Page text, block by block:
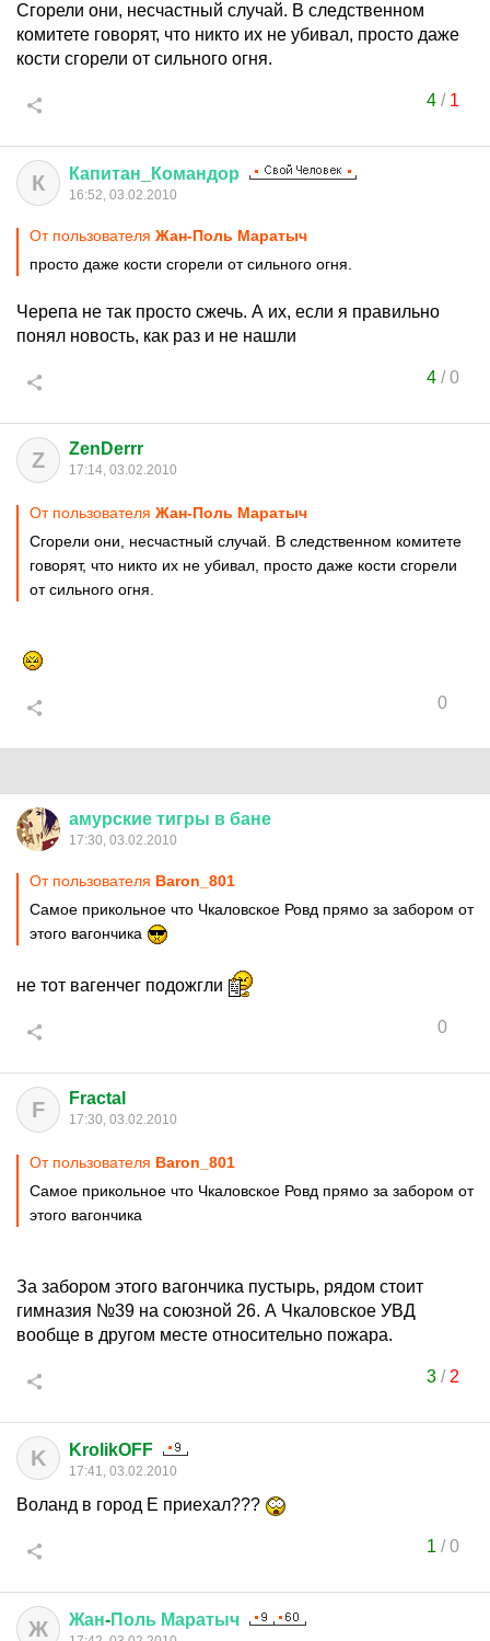
Сгорели они, несчастный случай. В следственном
комитете говорят, что никто их не убивал, просто даже
кости сгорели от сильного огня.
4/ 1
К Капитан Командор
16:52, 03.02.2010
От пользователя Жан-Поль Маратыч
просто даже кости сгорели от сильного огня.
Черепа не так просто сжечь. А их, если я правильно
понял новость, как раз и не нашли
4/0
Z ZenDerrr
17:14, 03.02.2010
От пользователя Жан-Поль Маратыч
Сгорели они, несчастный случай. В следственном комитете
говорят, что никто их не убивал, просто даже кости сгорели
от сильного огня.
0
амурские тигры в бане
17:30, 03.02.2010
От пользователя Baron_801
Самое прикольное что Чкаловское Ровд прямо за забором от
этого вагончика
не тот вагенчег подожгли
0
F Fractal
17:30, 03.02.2010
От пользователя Baron_801
Самое прикольное что Чкаловское Ровд прямо за забором от
этого вагончика
За забором этого вагончика пустырь, рядом стоит
гимназия №39 на союзной 26. А Чкаловское УВД
вообще в другом месте относительно пожара.
3/ 2
K KrolikOFF
17:41, 03.02.2010
Воланд в город Е приехал???
1 /0
Ж Жан-Поль Маратыч